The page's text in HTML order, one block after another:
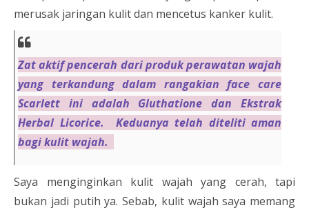
merusak jaringan kulit dan mencetus kanker kulit.
Zat aktif pencerah dari produk perawatan wajah
yang terkandung dalam rangakian face care
Scarlett ini adalah Gluthatione dan Ekstrak
Herbal Licorice. Keduanya telah diteliti aman
bagi kulit wajah.
Saya menginginkan kulit wajah yang cerah, tapi
bukan jadi putih ya. Sebab, kulit wajah saya memang